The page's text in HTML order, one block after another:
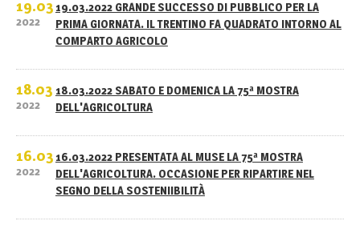
19.03
2022
19.03.2022 GRANDE SUCCESSO DI PUBBLICO PER LA
PRIMA GIORNATA. IL TRENTINO FA QUADRATO INTORNO AL
COMPARTO AGRICOLO
18.03
2022
18.03.2022 SABATO E DOMENICA LA 75ª MOSTRA
DELL'AGRICOLTURA
16.03
2022
16.03.2022 PRESENTATA AL MUSE LA 75ª MOSTRA
DELL'AGRICOLTURA. OCCASIONE PER RIPARTIRE NEL
SEGNO DELLA SOSTENIIBILITÀ